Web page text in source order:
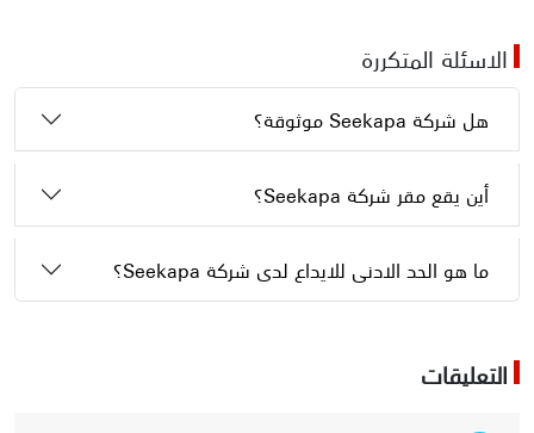
الاسئلة المتكررة
هل شركة Seekapa موثوقة؟
أين يقع مقر شركة Seekapa؟
ما هو الحد الادنى للايداع لدى شركة Seekapa؟
التعليقات